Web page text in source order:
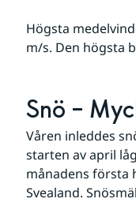
Högsta
m/s. Den högsta
Snö –
Våren inleddes
starten av april
månadens första
Svealand.